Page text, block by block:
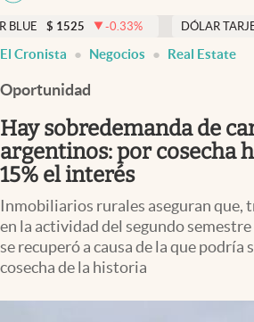
Economía y Política
Finanzas y Mercados
Mercados Online
Negocios
Columnistas
Apertura
Infotechnology
-0.33% DÓLAR TARJETA $ 1976
El Cronista Negocios Real Estate
Oportunidad
Hay sobredemanda de
argentinos: por cosecha
15% el interés
Inmobiliarios rurales aseguran que,
en la actividad del segundo
se recuperó a causa de la que podría
cosecha de la historia